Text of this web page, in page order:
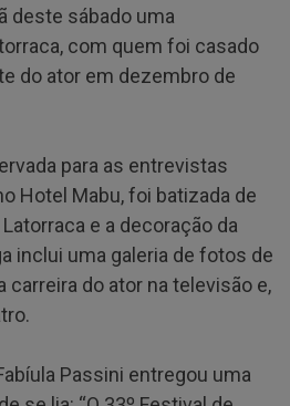
deste sábado uma
com quem foi casado
do ator em dezembro de
para as entrevistas
Hotel Mabu, foi batizada de
e a decoração da
inclui uma galeria de fotos de
do ator na televisão e,
Passini entregou uma